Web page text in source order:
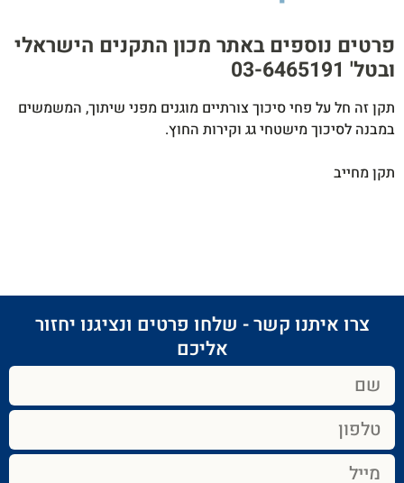
פרטים נוספים באתר מכון התקנים הישראלי
ובטל' 03-6465191​
תקן זה חל על פחי סיכוך צורתיים מוגנים מפני שיתוך, המשמשים
במבנה לסיכוך מישטחי גג וקירות החוץ.
תקן מחייב
צרו איתנו קשר - שלחו פרטים ונציגנו יחזור
אליכם​